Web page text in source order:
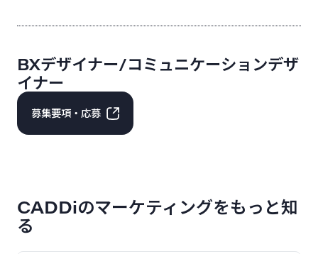
BXデザイナー/コミュニケーションデザ
イナー
募集要項・応募
CADDiのマーケティングをもっと知
る